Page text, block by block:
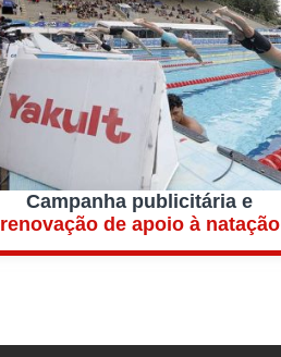
Campanha publicitária e
renovação de apoio à natação